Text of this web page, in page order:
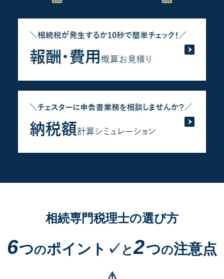
相続専門税理士の選び方
6つのポイント✓ と2つの注意点